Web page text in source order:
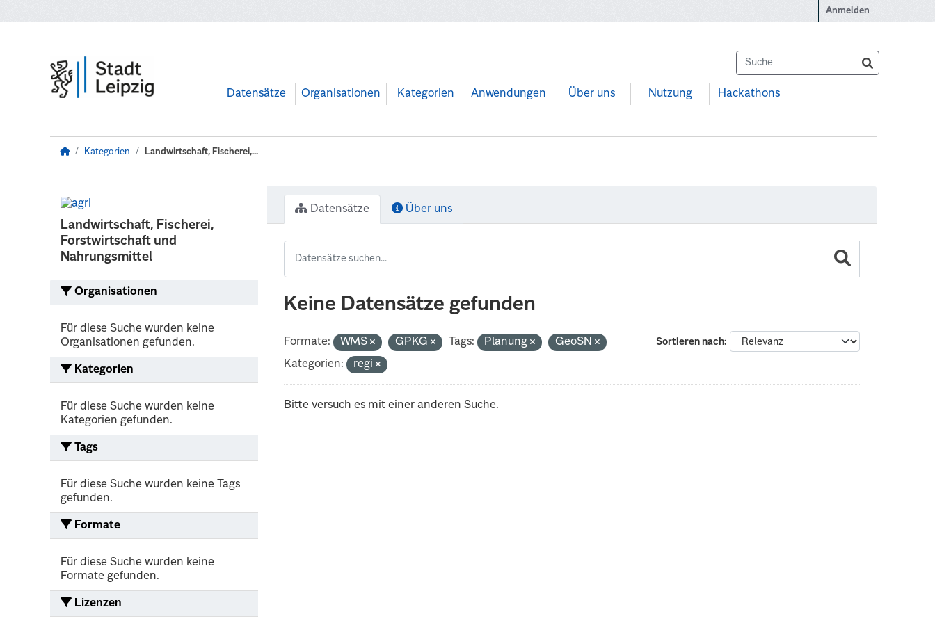
Anmelden
Datensätze Organisationen Kategorien Anwendungen Über uns Nutzung Hackathons
Kategorien Landwirtschaft, Fischerei,...
Landwirtschaft, Fischerei,
Forstwirtschaft und
Nahrungsmittel
Organisationen
Für diese Suche wurden keine
Organisationen gefunden.
Kategorien
Für diese Suche wurden keine
Kategorien gefunden.
Tags
Für diese Suche wurden keine Tags
gefunden.
Formate
Für diese Suche wurden keine
Formate gefunden.
Lizenzen
Datensätze Über uns
Keine Datensätze gefunden
Sortieren nach
Formate: WMS GPKG Tags: Planung
GeoSN
Kategorien:
regi
Bitte versuch es mit einer anderen Suche.